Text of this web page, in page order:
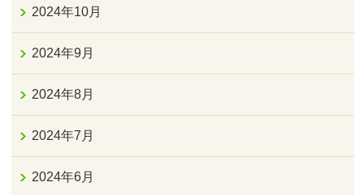
2024年10月
2024年9月
2024年8月
2024年7月
2024年6月